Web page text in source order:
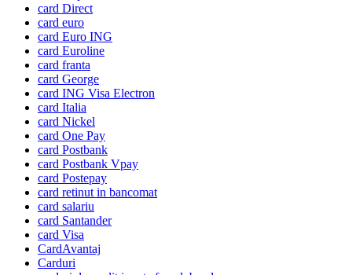
card Direct
card euro
card Euro ING
card Euroline
card franta
card George
card ING Visa Electron
card Italia
card Nickel
card One Pay
card Postbank
card Postbank Vpay
card Postepay
card retinut in bancomat
card salariu
card Santander
card Visa
CardAvantaj
Carduri